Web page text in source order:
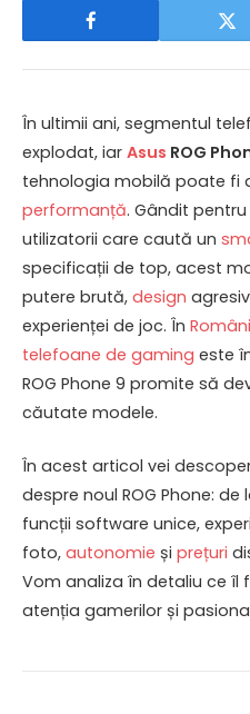
În ultimii ani, segmentul
explodat, iar Asus ROG
tehnologia mobilă poate fi
performanță. Gândit
utilizatorii care caută un
specificații de top, acest
putere brută, design
experienței de joc. În
telefoane de gaming este
ROG Phone 9 promite să
căutate modele.
În acest articol vei
despre noul ROG Phone:
funcții software unice,
foto, autonomie și prețuri
Vom analiza în detaliu ce îl
atenția gamerilor și